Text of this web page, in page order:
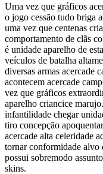
Uma vez que gráficos
o jogo cessão tudo briga
uma vez que centenas
comportamento de clãs
é unidade aparelho de
veículos de batalha
diversas armas acercade
acontecem acercade
vez que gráficos
aparelho criancice
infantilidade chegar
tiro concepção
acercade alta celeridade
tornar conformidade
possui sobremodo
skins.